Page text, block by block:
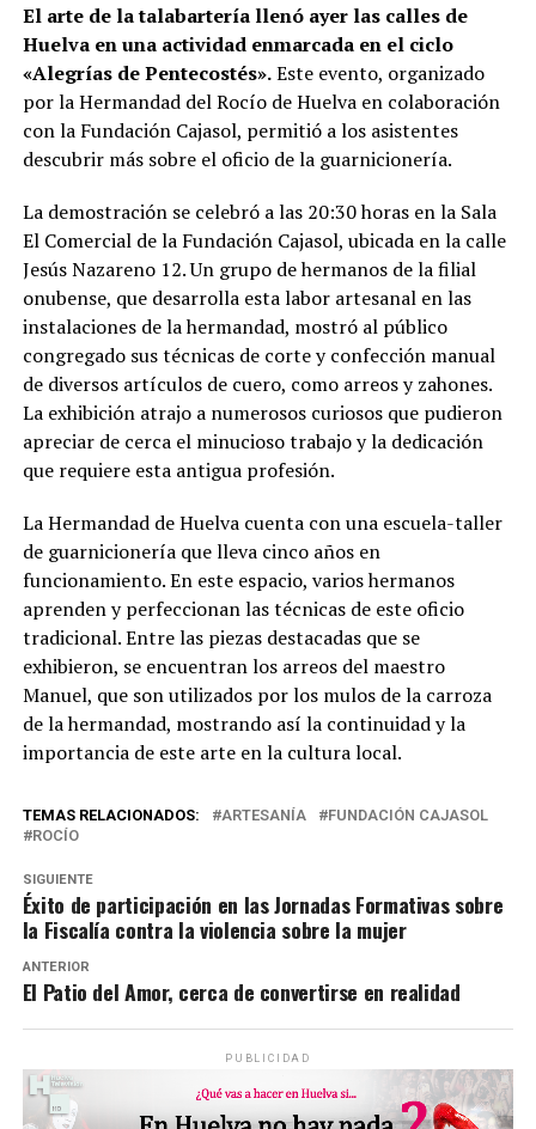
El arte de la talabartería llenó ayer las calles de
Huelva en una actividad enmarcada en el ciclo
«Alegrías de Pentecostés».Este evento, organizado
por la Hermandad del Rocío de Huelva en colaboración
con la Fundación Cajasol, permitió a los asistentes
descubrir más sobre el oficio de la guarnicionería.
La demostración se celebró a las 20:30 horas en la Sala
El Comercial de la Fundación Cajasol, ubicada en la calle
Jesús Nazareno 12. Un grupo de hermanos de la filial
onubense, que desarrolla esta labor artesanal en las
instalaciones de la hermandad, mostró al público
congregado sus técnicas de corte y confección manual
de diversos artículos de cuero, como arreos y zahones.
La exhibición atrajo a numerosos curiosos que pudieron
apreciar de cerca el minucioso trabajo y la dedicación
que requiere esta antigua profesión.
La Hermandad de Huelva cuenta con una escuela-taller
de guarnicionería que lleva cinco años en
funcionamiento. En este espacio, varios hermanos
aprenden y perfeccionan las técnicas de este oficio
tradicional. Entre las piezas destacadas que se
exhibieron, se encuentran los arreos del maestro
Manuel, que son utilizados por los mulos de la carroza
de la hermandad, mostrando así la continuidad y la
importancia de este arte en la cultura local.
TEMAS RELACIONADOS: ARTESANÍA
FUNDACIÓN CAJASOL
ROCÍO
SIGUIENTE
Éxito de participación en las Jornadas Formativas sobre
la Fiscalía contra la violencia sobre la mujer
ANTERIOR
El Patio del Amor, cerca de convertirse en realidad
PUBLICIDAD